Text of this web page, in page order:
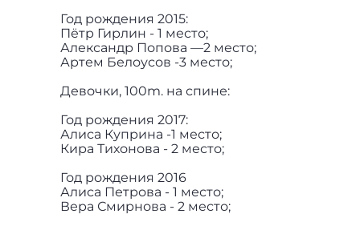
Год рождения 2015:
Пётр Гирлин - 1 место;
Александр Попова —2 место;
Артем Белоусов -3 место;
Девочки, 100m. на спине:
Год рождения 2017:
Алиса Куприна -1 место;
Кира Тихонова - 2 место;
Год рождения 2016
Алиса Петрова - 1 место;
Вера Смирнова - 2 место;